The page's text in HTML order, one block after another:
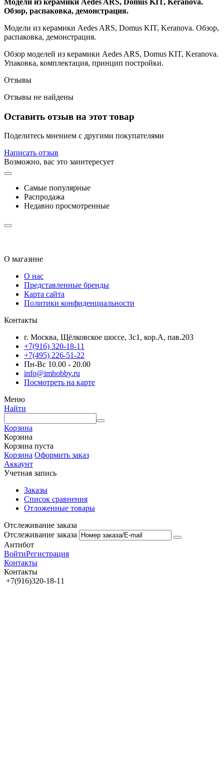
Обзор, распаковка, демонстрация.
Модели из керамики Aedes ARS, Domus KIT, Keranova. Обзор,
распаковка, демонстрация.
Обзор моделей из керамики Aedes ARS, Domus KIT, Keranova.
Упаковка, комплектация, принцип постройки.
Отзывы
Отзывы не найдены
Оставить отзыв на этот товар
Поделитесь мнением с другими покупателями
Написать отзыв
Возможно, вас это заинтересует
Самые популярные
Распродажа
Недавно просмотренные
О магазине
О нас
Представленные бренды
Карта сайта
Политики конфиденциальности
Контакты
г. Москва, Щёлковское шоссе, 3с1, кор.А, пав.203
+7(916) 320-18-11
+7(495) 226-51-22
Пн-Вс 10.00 - 20.00
info@imhobby.ru
Посмотреть на карте
Меню
Найти
Корзина
Корзина
Корзина пуста
Корзина Оформить заказ
Аккаунт
Учетная запись
Заказы
Список сравнения
Отложенные товары
Отслеживание заказа
Отслеживание заказа
Антибот
ВойтиРегистрация
Контакты
Контакты
+7(916)320-18-11